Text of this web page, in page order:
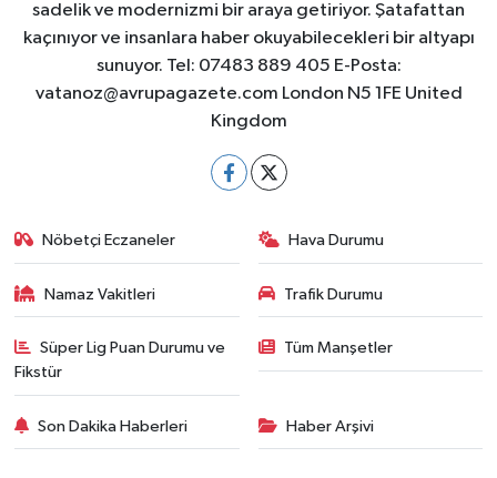
sadelik ve modernizmi bir araya getiriyor. Şatafattan
kaçınıyor ve insanlara haber okuyabilecekleri bir altyapı
sunuyor. Tel: 07483 889 405 E-Posta:
vatanoz@avrupagazete.com London N5 1FE United
Kingdom
Nöbetçi Eczaneler Hava Durumu
Namaz Vakitleri Trafik Durumu
Süper Lig Puan Durumu ve
Fikstür
Tüm Manşetler
Son Dakika Haberleri Haber Arşivi